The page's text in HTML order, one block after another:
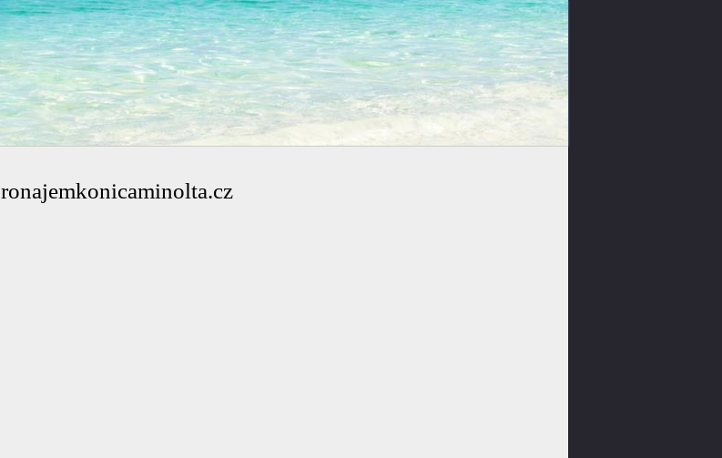
Pronajemkonicaminolta.cz